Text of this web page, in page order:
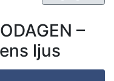
–
ljus